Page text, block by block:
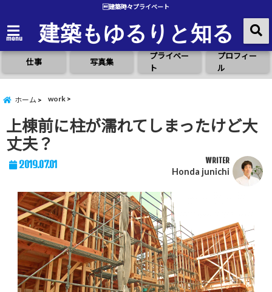
建築時々プライベート
menu 建築もゆるりと知る
仕事 写真集
プライベー
ト
プロフィー
ル
ホーム work
上棟前に柱が濡れてしまったけど大
丈夫？
2019.07.01 WRITER
Honda junichi